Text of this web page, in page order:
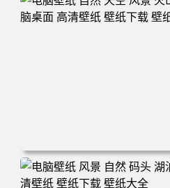
脑桌面 高清壁纸 壁纸下载 壁纸
电脑壁纸 自然 天空 风景 火山
面 高清壁纸 壁纸下载 壁纸大全